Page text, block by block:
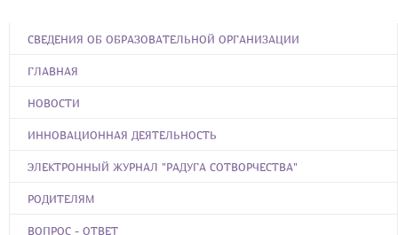
СВЕДЕНИЯ ОБ ОБРАЗОВАТЕЛЬНОЙ ОРГАНИЗАЦИИ
ГЛАВНАЯ
НОВОСТИ
ИННОВАЦИОННАЯ ДЕЯТЕЛЬНОСТЬ
ЭЛЕКТРОННЫЙ ЖУРНАЛ "РАДУГА СОТВОРЧЕСТВА"
РОДИТЕЛЯМ
ВОПРОС - ОТВЕТ